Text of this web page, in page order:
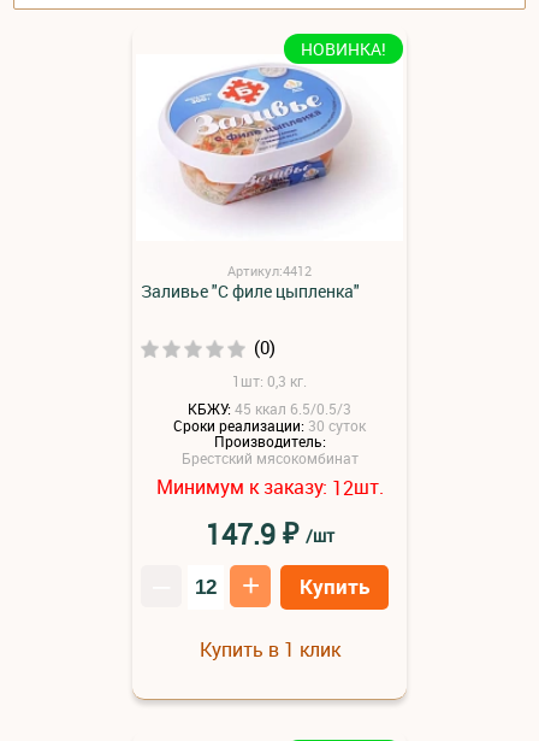
НОВИНКА!
Артикул:4412
Заливье "С филе цыпленка"
(0)
1шт: 0,3 кг.
КБЖУ:45 ккал 6.5/0.5/3
Сроки реализации: 30 суток
Производитель:
Брестский мясокомбинат
Минимум к заказу: 12шт.
147.9₽ /шт
+ Купить
Купить в 1 клик